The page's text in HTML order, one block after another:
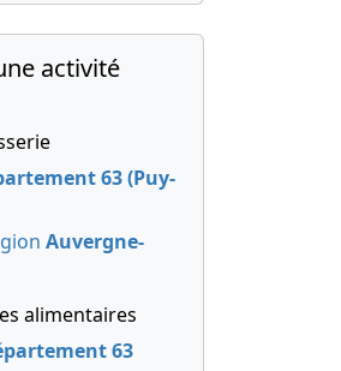
activité
63 (Puy-
Auvergne-
alimentaires
63